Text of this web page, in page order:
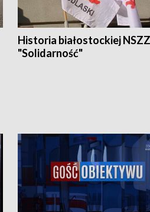
Historia białostockiej NSZZ
"Solidarność"